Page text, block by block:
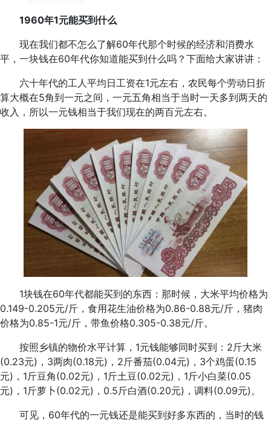
1960年1元能买到什么
现在我们都不怎么了解60年代那个时候的经济和消费水
平，一块钱在60年代你知道能买到什么吗？下面给大家讲讲：
六十年代的工人平均日工资在1元左右，农民每个劳动日折
算大概在5角到一元之间，一元五角相当于当时一天多到两天的
收入，所以一元钱相当于我们现在的两百元左右。
1块钱在60年代都能买到的东西：那时候，大米平均价格为
0.149-0.205元/斤，食用花生油价格为0.86-0.88元/斤，猪肉
价格为0.85-1元/斤，带鱼价格0.305-0.38元/斤。
按照乡镇的物价水平计算，1元钱能够同时买到：2斤大米
(0.23元)，3两肉(0.18元)，2斤番茄(0.04元)，3个鸡蛋(0.15
元)，1斤豆角(0.02元)，1斤土豆(0.02元)，1斤小白菜(0.05
元)，1斤萝卜(0.02元)，0.5斤白酒(0.20元)，调料(0.09元)。
可见，60年代的一元钱还是能买到好多东西的，当时的钱